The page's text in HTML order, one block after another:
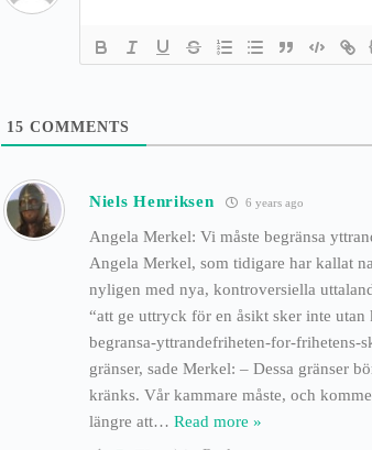
15 COMMENTS
Niels Henriksen 6 years ago
Angela Merkel: Vi måste begränsa
Angela Merkel, som tidigare har kallat
nyligen med nya, kontroversiella
“att ge uttryck för en åsikt sker inte
begransa-yttrandefriheten-for-frihetens-
gränser, sade Merkel: – Dessa gränser
kränks. Vår kammare måste, och
längre att… Read more »